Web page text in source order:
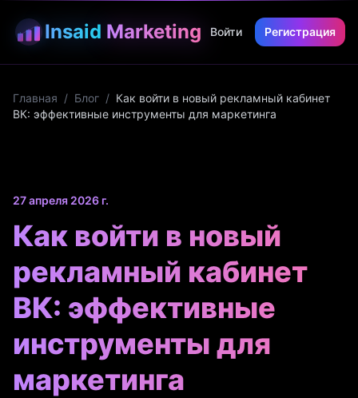
Insaid Marketing Войти Регистрация
Главная / Блог / Как войти в новый рекламный кабинет
ВК: эффективные инструменты для маркетинга
27 апреля 2026 г.
Как войти в новый
рекламный кабинет
ВК: эффективные
инструменты для
маркетинга